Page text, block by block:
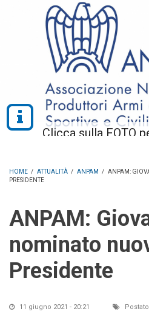
HOME / ATTUALITÀ / ANPAM / ANPAM:
PRESIDENTE
ANPAM: Giovanni Ghini
nominato
Presidente
11 giugno 2021 - 20:21